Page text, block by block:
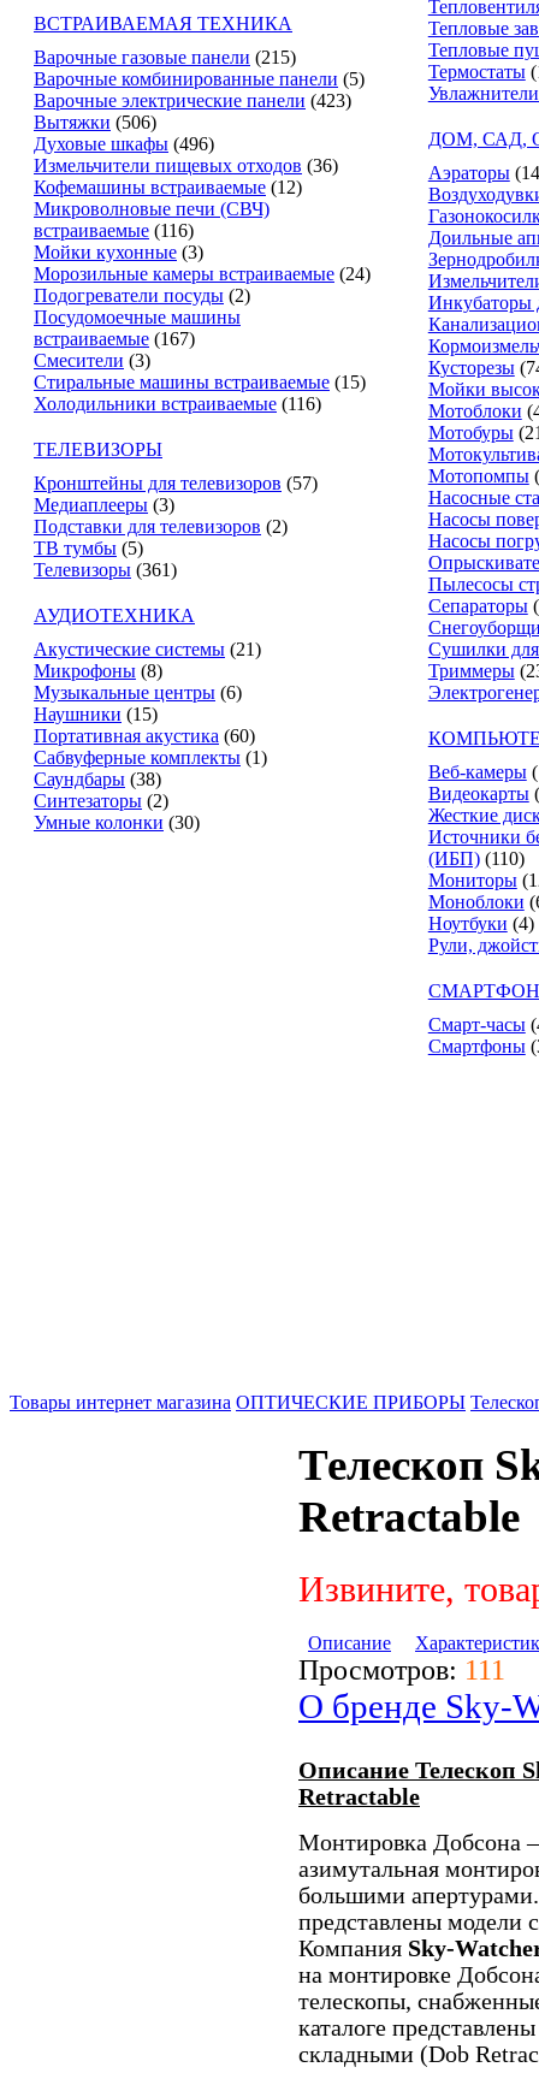
ВСТРАИВАЕМАЯ ТЕХНИКА
Варочные газовые панели (215)
Варочные комбинированные панели (5)
Варочные электрические панели (423)
Вытяжки (506)
Духовые шкафы (496)
Измельчители пищевых отходов (36)
Кофемашины встраиваемые (12)
Микроволновые печи (СВЧ)
встраиваемые (116)
Мойки кухонные (3)
Морозильные камеры встраиваемые (24)
Подогреватели посуды (2)
Посудомоечные машины
встраиваемые (167)
Смесители (3)
Стиральные машины встраиваемые (15)
Холодильники встраиваемые (116)
ТЕЛЕВИЗОРЫ
Кронштейны для телевизоров (57)
Медиаплееры (3)
Подставки для телевизоров (2)
ТВ тумбы (5)
Телевизоры (361)
АУДИОТЕХНИКА
Акустические системы (21)
Микрофоны (8)
Музыкальные центры (6)
Наушники (15)
Портативная акустика (60)
Сабвуферные комплекты (1)
Саундбары (38)
Синтезаторы (2)
Умные колонки (30)
Тепловые
Тепловые
Термостаты
ДОМ, САД,
Аэраторы
Доильные
Инкубаторы
Кусторезы
Мойки
Мотоблоки
Мотобуры
Мотопомпы
Насосные
Насосы
Насосы
Пылесосы
Сепараторы
Сушилки
Триммеры
Веб-камеры
Видеокарты
Жесткие
Источники
(ИБП) (110)
Мониторы
Моноблоки
Ноутбуки (4)
Рули,
Смарт-часы
Смартфоны
Товары интернет магазина ОПТИЧЕСКИЕ ПРИБОРЫ
Телескоп
Retractable
Извините,
Описание
Просмотров: 111
О бренде Sky-
Описание Телескоп
Retractable
Монтировка Добсона
азимутальная
большими
представлены модели
Компания Sky-
на монтировке
телескопы,
каталоге
складными (Dob